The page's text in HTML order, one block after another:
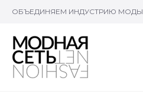
ОБЪЕДИНЯЕМ ИНДУСТРИЮ МОДЫ